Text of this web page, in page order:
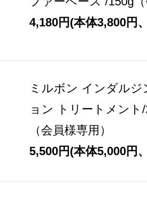
4,180円(本体3,800円
ミルボン インダル
ョン トリートメント
（会員様専用）
5,500円(本体5,000円